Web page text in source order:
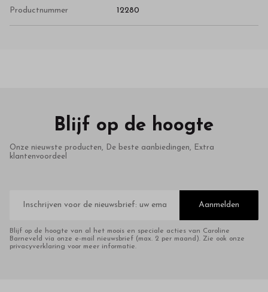
Productnummer 12280
Blijf op de hoogte
Onze nieuwste producten, De beste aanbiedingen, Extra
klantenvoordeel
mailadres
Aanmelden
Blijf op de hoogte van al het moois en speciale acties van Caroline
Barneveld via onze e-mail nieuwsbrief (max. 2 per maand). Zie ook onze
privacyverklaring voor meer informatie.